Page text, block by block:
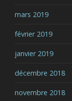
mars 2019
février 2019
janvier 2019
décembre 2018
novembre 2018